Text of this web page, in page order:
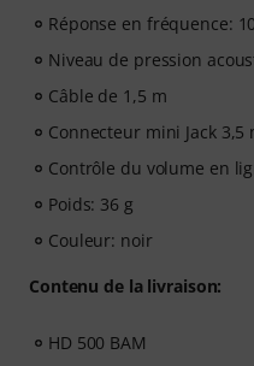
Réponse en fréquence:
Niveau de pression
Câble de 1,5 m
Connecteur mini Jack 3,5
Contrôle du volume en
Poids: 36 g
Couleur: noir
Contenu de la livraison:
HD 500 BAM